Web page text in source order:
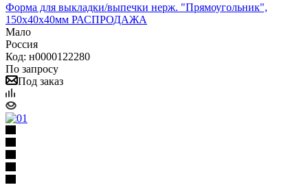
Форма для выкладки/выпечки нерж. "Прямоугольник",
150х40х40мм РАСПРОДАЖА
Мало
Россия
Код: н0000122280
По запросу
Под заказ